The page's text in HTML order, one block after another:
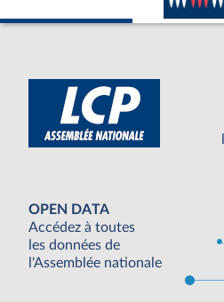
OPEN DATA
Accédez à toutes
les données de
l'Assemblée nationale